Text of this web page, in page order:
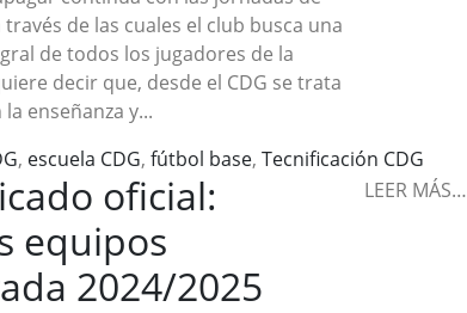
de las cuales el club busca una
de todos los jugadores de la
decir que, desde el CDG se trata
enseñanza y...
, escuela CDG, fútbol base, Tecnificación CDG
LEER MÁS…
oficial:
equipos
2024/2025